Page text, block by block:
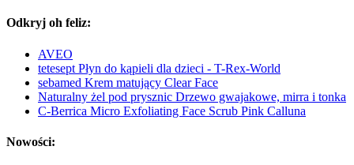
Odkryj oh feliz:
AVEO
tetesept Płyn do kąpieli dla dzieci - T-Rex-World
sebamed Krem matujący Clear Face
Naturalny żel pod prysznic Drzewo gwajakowe, mirra i tonka
C-Berrica Micro Exfoliating Face Scrub Pink Calluna
Nowości: